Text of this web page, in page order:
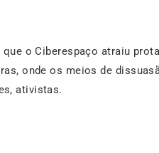
o Ciberespaço atraiu
onde os meios de
ativistas.